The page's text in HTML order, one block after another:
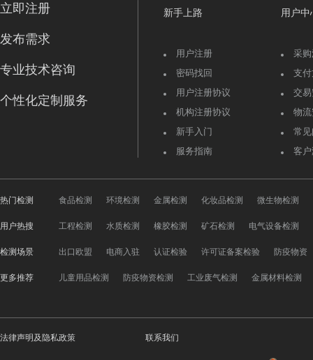
立即注册
发布需求
专业技术咨询
个性化定制服务
新手上路
用户注册
密码找回
用户注册协议
机构注册协议
新手入门
服务指南
用户中
采
支
交
物
常
客
热门检测 食品检测 环境检测 金属检测 化妆品检测 微生物检测
用户热搜 工程检测 水质检测 橡胶检测 矿石检测 电气设备检测
检测场景 出口欧盟 电商入驻 认证检验 许可证备案检验 防疫物资
更多推荐 儿童用品检测 防疫物资检测 工业废气检测 金属材料检测
法律声明及隐私政策 联系我们